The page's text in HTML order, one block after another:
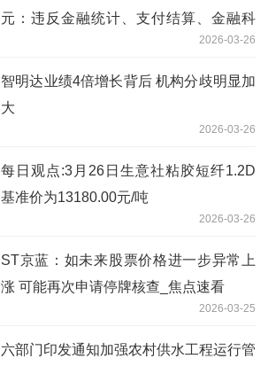
元：违反金融统计、支付结算、金融科
2026-03-26
智明达业绩4倍增长背后 机构分歧明显加
大
2026-03-26
每日观点:3月26日生意社粘胶短纤1.2D
基准价为13180.00元/吨
2026-03-26
ST京蓝：如未来股票价格进一步异常上
涨 可能再次申请停牌核查_焦点速看
2026-03-25
六部门印发通知加强农村供水工程运行管